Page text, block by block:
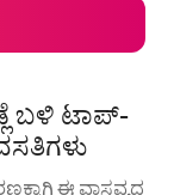
ಬಳಿ ಟಾಪ್-
ಈ ವಾಸ್ತವ್ಯದ